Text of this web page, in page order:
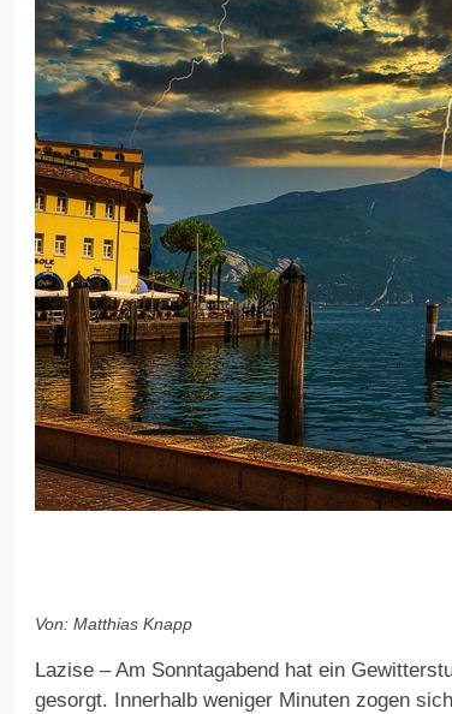
Von: Matthias Knapp
Lazise – Am Sonntagabend hat ein
gesorgt. Innerhalb weniger Minuten zogen